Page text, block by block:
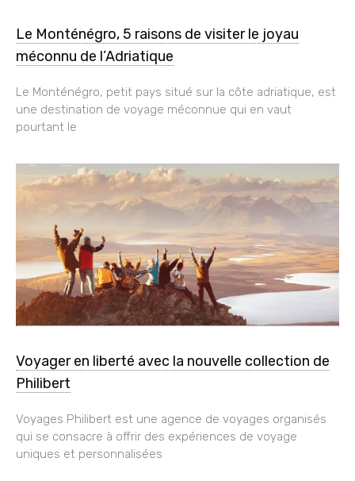
Le Monténégro, 5 raisons de visiter le joyau
méconnu de l’Adriatique
Le Monténégro, petit pays situé sur la côte adriatique, est
une destination de voyage méconnue qui en vaut
pourtant le
Voyager en liberté avec la nouvelle collection de
Philibert
Voyages Philibert est une agence de voyages organisés
qui se consacre à offrir des expériences de voyage
uniques et personnalisées